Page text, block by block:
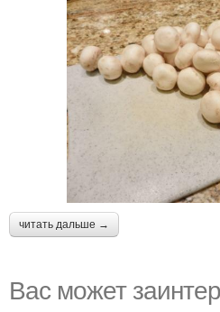
читать дальше →
Вас может